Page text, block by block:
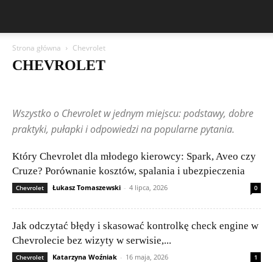
Strona główna Chevrolet
CHEVROLET
Honda
Hyundai Jeep Kia Lamborghini Lexus
Maserati
Mazda
Mercedes-Benz Mitsubishi Nissan
Peugeot
Porsche
Renault Rolls-Royce Skoda
Tesla
Toyota Volkswagen (VW) Volvo Wpisy czytelników
Wszystko o Chevrolet w jednym miejscu: podstawy, dobre
praktyki, pułapki i odpowiedzi na popularne pytania.
Który Chevrolet dla młodego kierowcy: Spark, Aveo czy
Cruze? Porównanie kosztów, spalania i ubezpieczenia
Chevrolet Łukasz Tomaszewski - 4 lipca, 2026 0
Jak odczytać błędy i skasować kontrolkę check engine w
Chevrolecie bez wizyty w serwisie,...
Chevrolet Katarzyna Woźniak - 16 maja, 2026 1